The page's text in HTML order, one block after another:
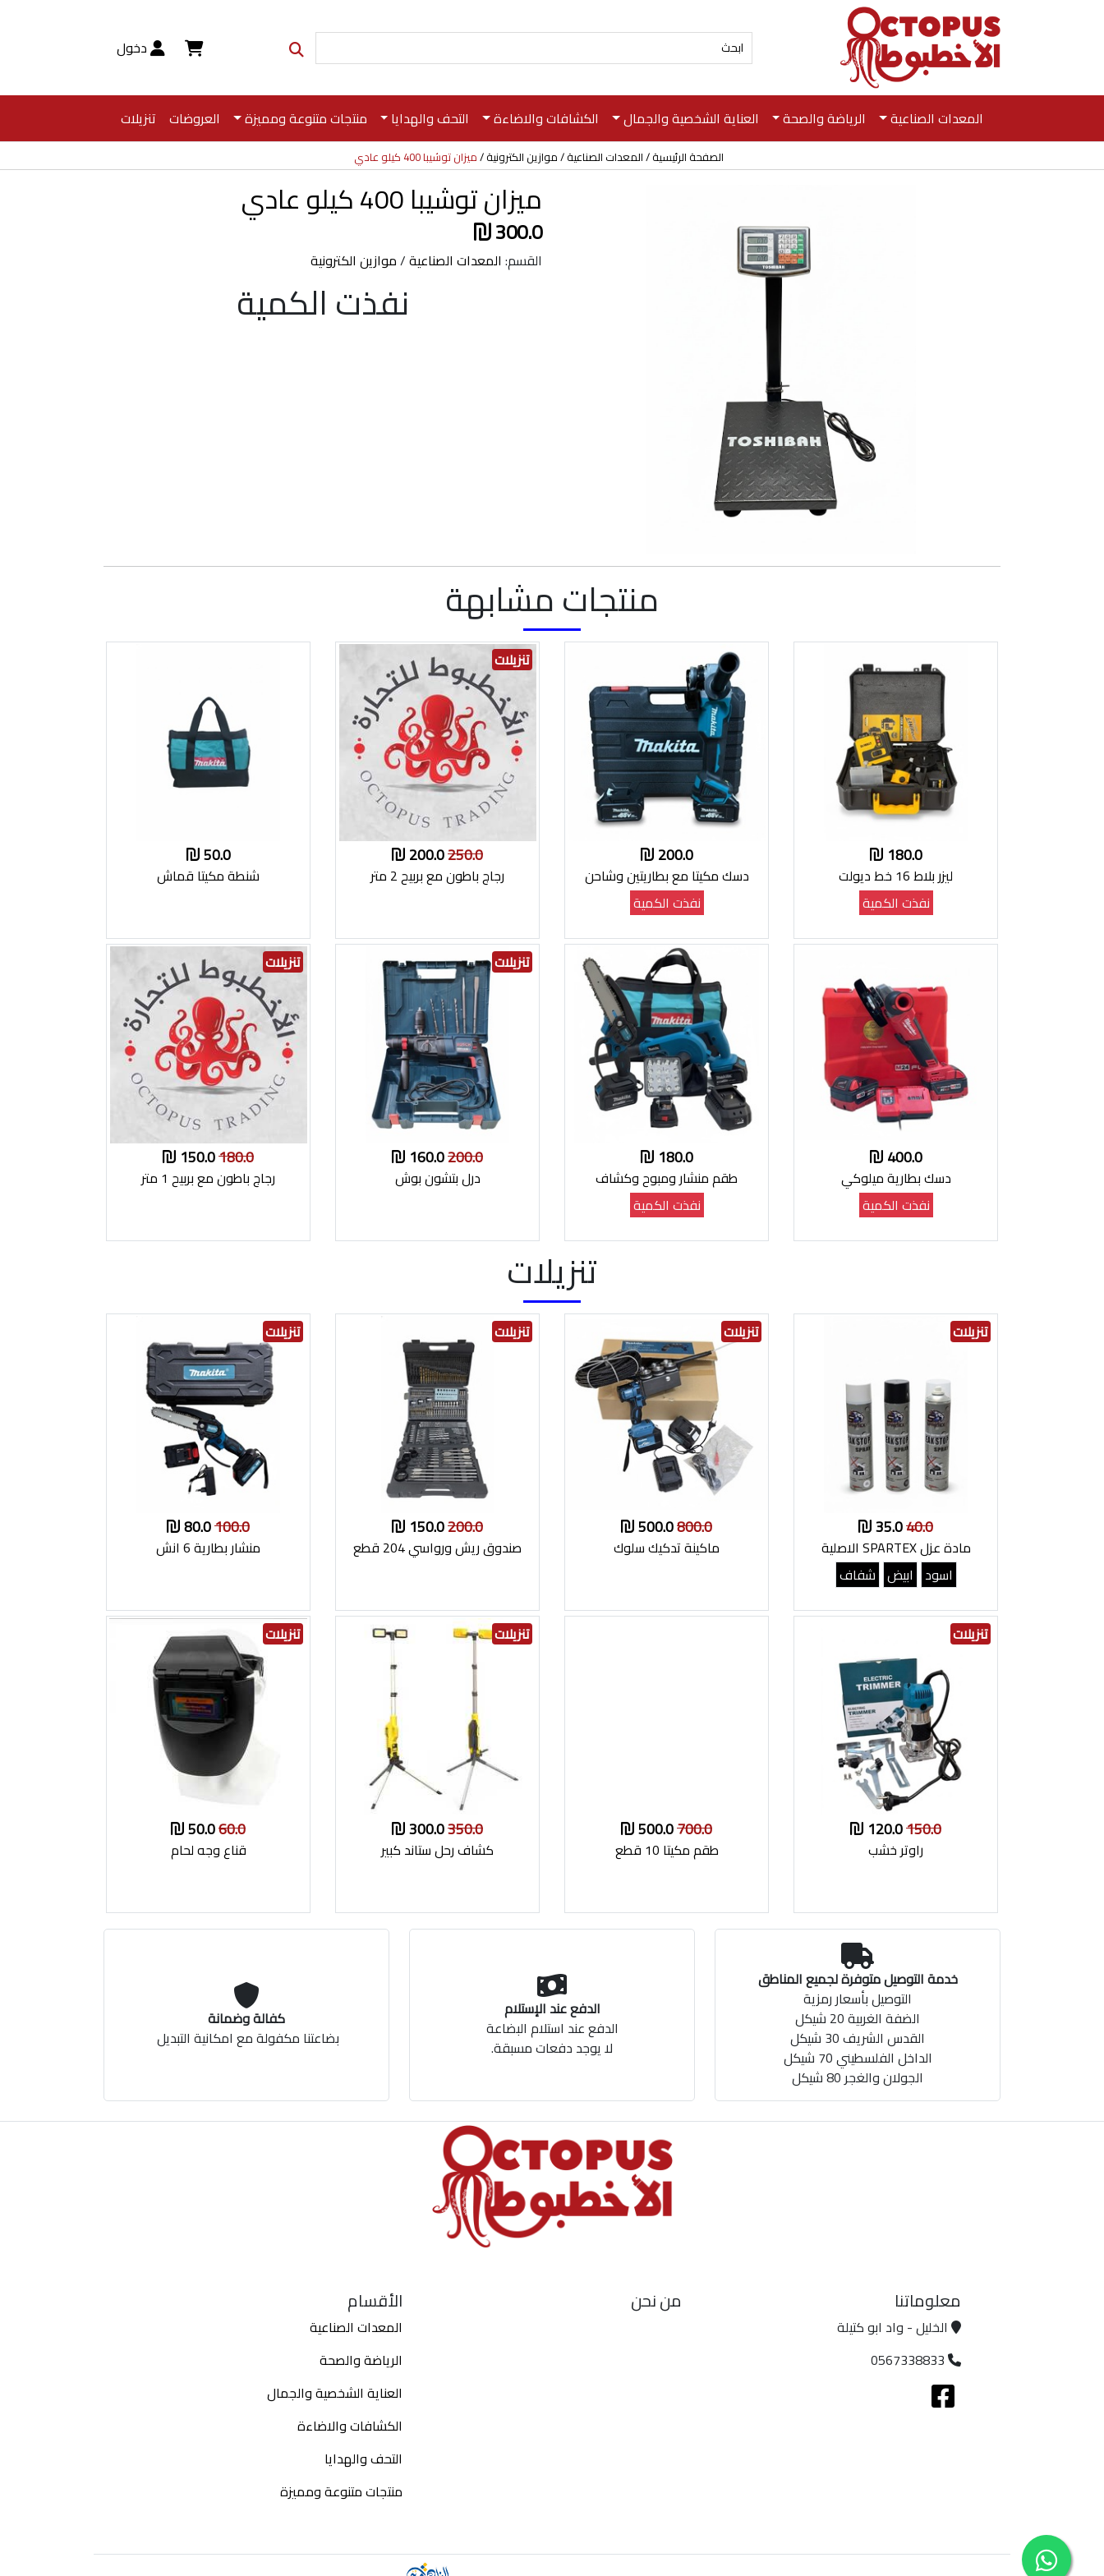
دخول
المعدات الصناعية الرياضة والصحة العناية الشخصية والجمال الكشافات والاضاءة التحف والهدايا منتجات متنوعة ومميزة العروضات تنزيلات
الصفحة الرئيسية المعدات الصناعية موازين الكترونية ميزان توشيبا 400 كيلو عادي
ميزان توشيبا 400 كيلو عادي
300.0
القسم: المعدات الصناعية/موازين الكترونية
نفذت الكمية
منتجات مشابهة
180.0
ليزر بلاط 16 خط ديولت
نفذت الكمية
200.0
دسك مكيتا مع بطاريتين وشاحن
نفذت الكمية
تنزيلات
250.0
رجاج باطون مع بربيح 2 متر
50.0
شنطة مكيتا قماش
400.0
دسك بطارية ميلوكي
نفذت الكمية
180.0
طقم منشار ومبوح وكشاف
نفذت الكمية
تنزيلات
200.0
درل بتشون بوش
تنزيلات
180.0
رجاج باطون مع بربيح 1 متر
تنزيلات
تنزيلات
40.0
مادة عزل SPARTEX الاصلية
اسود ابيض شفاف
تنزيلات
800.0
ماكينة تدكيك سلوك
تنزيلات
200.0
صندوق ريش ورواسي 204 قطع
تنزيلات
100.0
منشار بطارية 6 انش
تنزيلات
150.0
راوتر خشب
700.0
طقم مكيتا 10 قطع
تنزيلات
350.0
كشاف رحل ستاند كبير
تنزيلات
60.0
قناع وجه لحام
خدمة التوصيل متوفرة لجميع المناطق
التوصيل بأسعار رمزية
الضفة الغربية 20 شيكل
القدس الشريف 30 شيكل
الداخل الفلسطيني 70 شيكل
الجولان والغجر 80 شيكل
الدفع عند الإستلام
الدفع عند استلام البضاعة
لا يوجد دفعات مسبقة.
كفالة وضمانة
بضاعتنا مكفولة مع امكانية التبديل
معلوماتنا
الخليل - واد ابو كتيلة
0567338833
من نحن الأقسام
المعدات الصناعية
الرياضة والصحة
العناية الشخصية والجمال
الكشافات والاضاءة
التحف والهدايا
منتجات متنوعة ومميزة